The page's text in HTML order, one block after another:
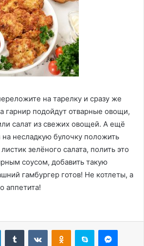
на тарелку и сразу же
гарнир подойдут отварные овощи,
салат из свежих овощей. А ещё
на несладкую булочку положить
зелёного салата, полить это
соусом, добавить такую
гамбургер готов! Не котлеты, а
аппетита!
LinkedInTumblr ВконтактеОдноклассники
Skype